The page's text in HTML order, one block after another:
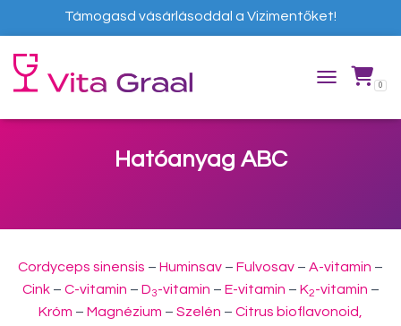
Támogasd vásárlásoddal a Vizimentőket!
TOGGLE 0
Hatóanyag ABC
Cordyceps sinensis – Huminsav – Fulvosav – A-vitamin –
Cink– C-vitamin – D3-vitamin – E-vitamin – K2-vitamin –
Króm – Magnézium – Szelén – Citrus bioflavonoid,